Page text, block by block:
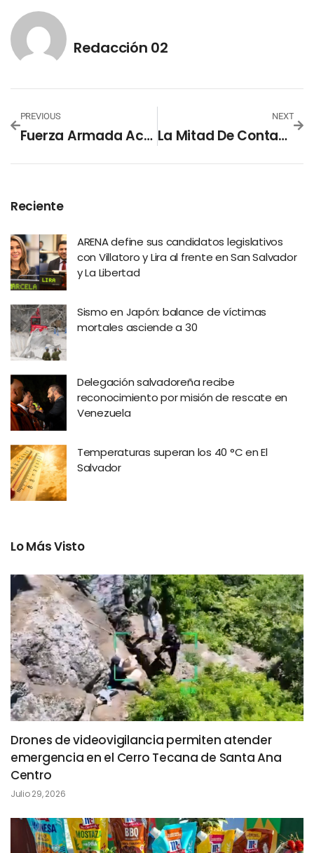
Redacción 02
PREVIOUS
Fuerza Armada Acudió El Auxilio Y Verificó Situación De Colonia Santa Lucía Anoche
NEXT
La Mitad De Contagios De Covid-19 Del País Se Albergan En La Capital
Reciente
ARENA define sus candidatos legislativos
con Villatoro y Lira al frente en San Salvador
y La Libertad
Sismo en Japón: balance de víctimas
mortales asciende a 30
Delegación salvadoreña recibe
reconocimiento por misión de rescate en
Venezuela
Temperaturas superan los 40 °C en El
Salvador
Lo Más Visto
Drones de videovigilancia permiten atender
emergencia en el Cerro Tecana de Santa Ana
Centro
Julio 29, 2026